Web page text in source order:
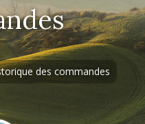
ici : des commandes